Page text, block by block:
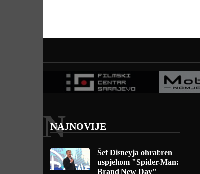
NAJNOVIJE
N
Šef Disneyja ohrabren
uspjehom "Spider-Man:
Brand New Day"